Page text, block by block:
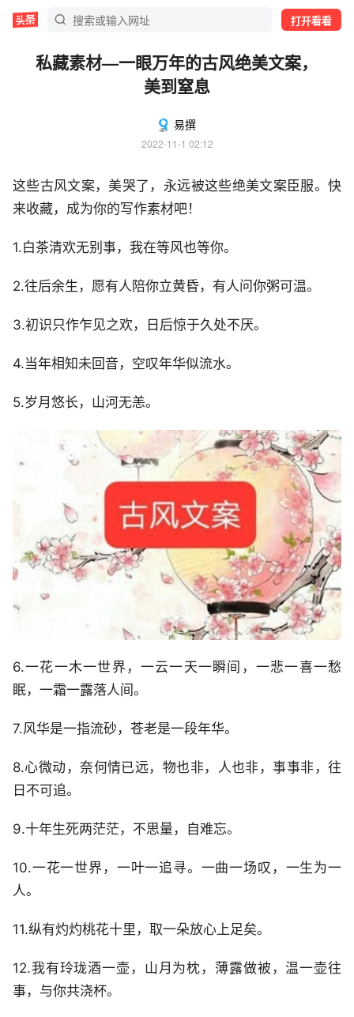
打开看看
私藏素材—一眼万年的古风绝美文案，
美到窒息
易撰
2022-11-1 02:12
这些古风文案，美哭了，永远被这些绝美文案臣服。快
来收藏，成为你的写作素材吧！
1.白茶清欢无别事，我在等风也等你。
2.往后余生，愿有人陪你立黄昏，有人问你粥可温。
3.初识只作乍见之欢，日后惊于久处不厌。
4.当年相知未回音，空叹年华似流水。
5.岁月悠长，山河无恙。
6.一花一木一世界，一云一天一瞬间，一悲一喜一愁
眠，一霜一露落人间。
7.风华是一指流砂，苍老是一段年华。
8.心微动，奈何情已远，物也非，人也非，事事非，往
日不可追。
9.十年生死两茫茫，不思量，自难忘。
10.一花一世界，一叶一追寻。一曲一场叹，一生为一
人。
11.纵有灼灼桃花十里，取一朵放心上足矣。
12.我有玲珑酒一壶，山月为枕，薄露做被，温一壶往
事，与你共浇杯。